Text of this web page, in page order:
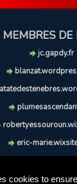
cookies to
jc.gapdy.fr
eric-